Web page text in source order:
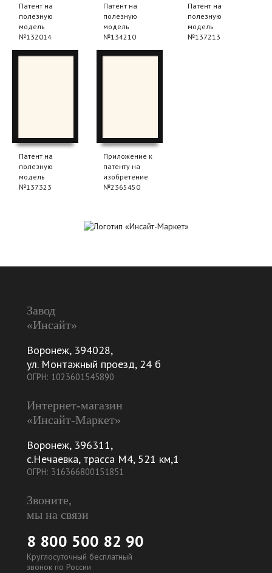
Патент на
полезную
модель
№132014
Патент на
полезную
модель
№134210
Патент на
полезную
модель
№137213
Патент на
полезную
модель
№137323
Приложение к
патенту на
изобретение
№2365450
Завод
«Инсайт»
Воронеж, 394028,
ул. Монтажный проезд, 24 б
ОГРН: 1023601545890
Интернет-магазин
«Инсайт-Маркет»
Воронеж, 396311,
с.Нечаевка, трасса М4, 521 км,1
ОГРН: 316366800151851
Звоните,
мы на связи
8 800 500 82 90
Круглосуточный бесплатный
звонок по России